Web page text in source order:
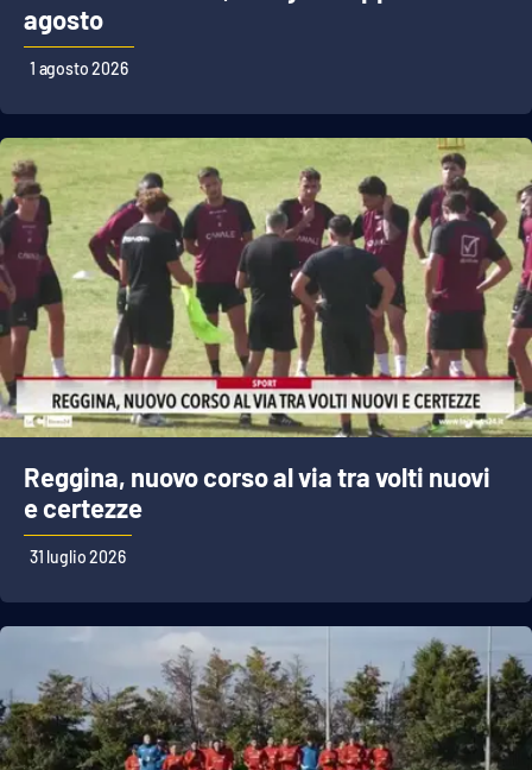
agosto
1 agosto 2026
Reggina, nuovo corso al via tra volti nuovi
e certezze
31 luglio 2026